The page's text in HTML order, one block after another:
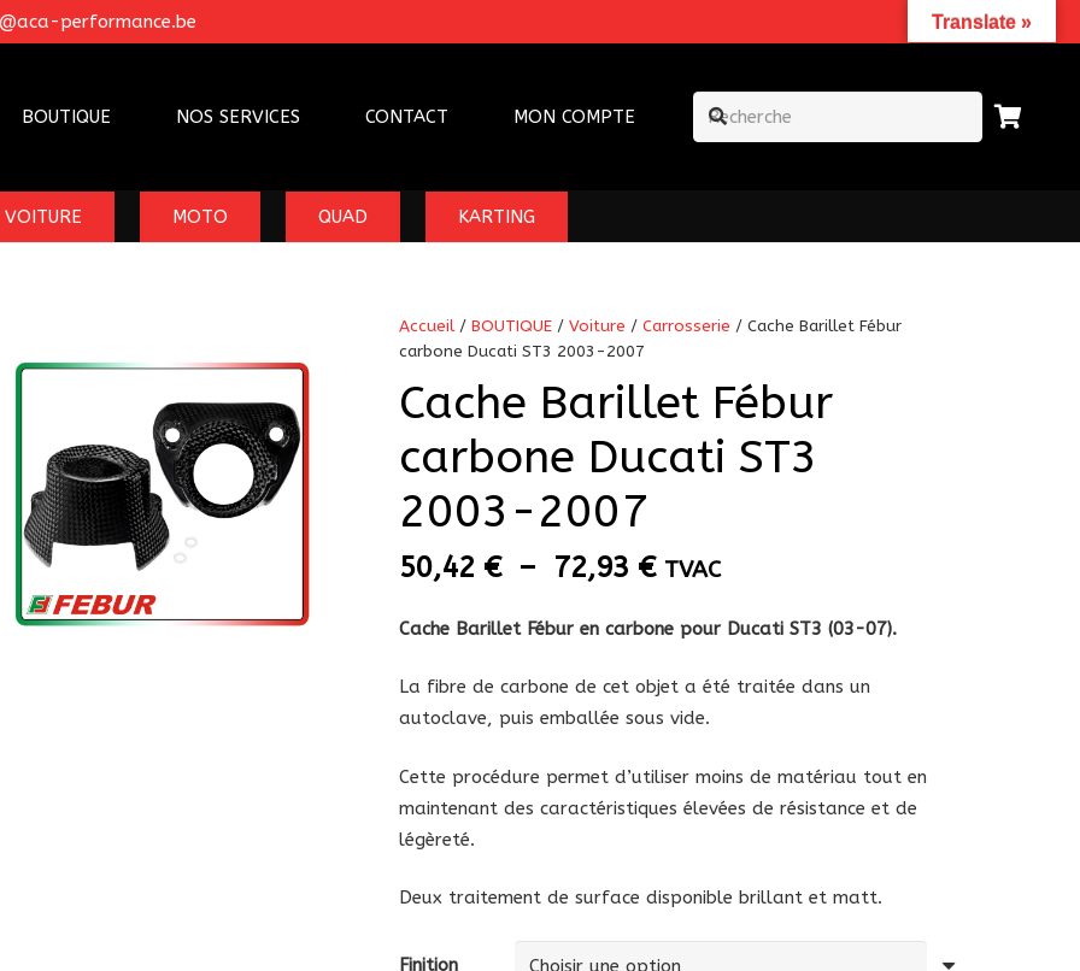
performance.be
BOUTIQUE NOS SERVICES CONTACT MON COMPTE
VOITURE MOTO QUAD KARTING
Accueil/ BOUTIQUE/ Voiture / Carrosserie / Cache Barillet Fébur
carbone Ducati ST3 2003-2007
Cache Barillet Fébur
carbone Ducati ST3
2003-2007
50,42 € – 72,93 €Plage
prix :
à
72,93 €
TVAC
Cache Barillet Fébur en carbone pour Ducati ST3 (03-07).
La fibre de carbone de cet objet a été traitée dans un
autoclave, puis emballée sous vide.
Cette procédure permet d’utiliser moins de matériau tout en
maintenant des caractéristiques élevées de résistance et de
légèreté.
Deux traitement de surface disponible brillant et matt.
Finition
Translate »